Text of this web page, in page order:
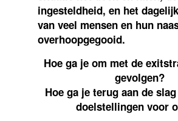
ingesteldheid, en het
van veel mensen en hun
overhoopgegooid.
Hoe ga je om met de
gevolgen?
Hoe ga je terug aan de
doelstellingen voor